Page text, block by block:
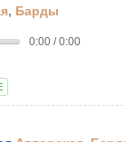
, Барды
0:00 / 0:00